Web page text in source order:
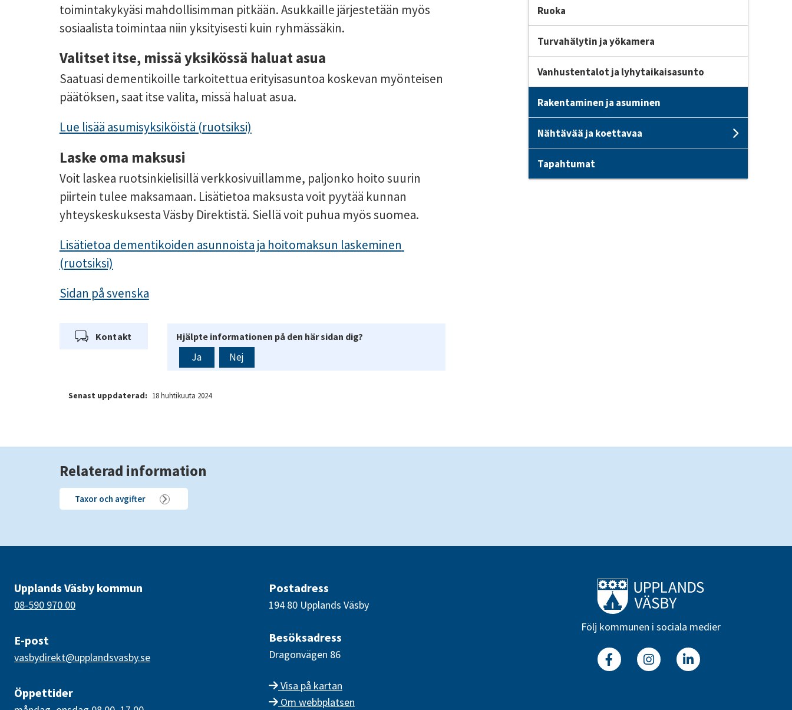
toimintakykyäsi mahdollisimman pitkään. Asukkaille järjestetään myös
sosiaalista toimintaa niin yksityisesti kuin ryhmässäkin.
Valitset itse, missä yksikössä haluat asua
Saatuasi dementikoille tarkoitettua erityisasuntoa koskevan myönteisen
päätöksen, saat itse valita, missä haluat asua.
Lue lisää asumisyksiköistä (ruotsiksi)
Laske oma maksusi
Voit laskea ruotsinkielisillä verkkosivuillamme, paljonko hoito suurin
piirtein tulee maksamaan. Lisätietoa maksusta voit pyytää kunnan
yhteyskeskuksesta Väsby Direktistä. Siellä voit puhua myös suomea.
Lisätietoa dementikoiden asunnoista ja hoitomaksun laskeminen
(ruotsiksi)
Sidan på svenska
Kontakt Hjälpte informationen på den här sidan dig?
Ja Nej
Senast uppdaterad: 18 huhtikuuta 2024
Ruoka
Turvahälytin ja yökamera
Vanhustentalot ja lyhytaikaisasunto
Rakentaminen ja asuminen
Nähtävää ja koettavaa
Tapahtumat
Relaterad information
Taxor och avgifter
Upplands Väsby kommun
08-590 970 00
E-post
vasbydirekt@upplandsvasby.se
Öppettider
Postadress
194 80 Upplands Väsby
Besöksadress
Dragonvägen 86
Visa på kartan
Om webbplatsen
Till startsidan
Följ kommunen i sociala medier
FacebookInstagramLinkedin